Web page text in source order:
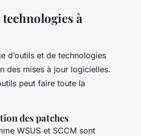
à
d’outils et de technologies
des mises à jour logicielles.
peut faire toute la
des patches
WSUS et SCCM sont